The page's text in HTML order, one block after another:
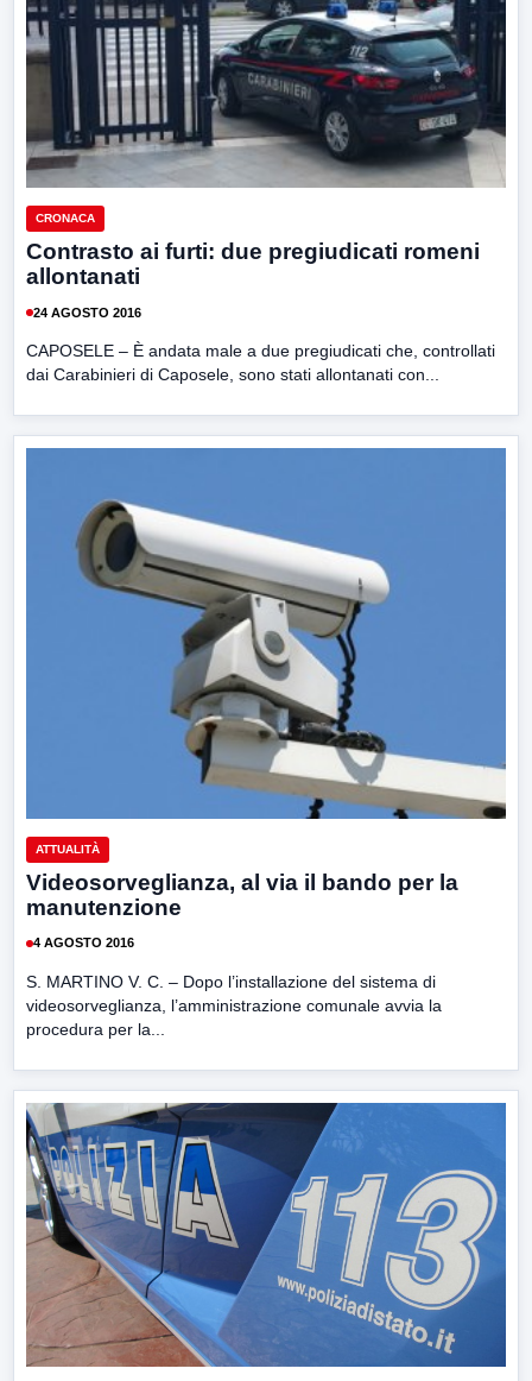
CRONACA
Contrasto ai furti: due pregiudicati romeni
allontanati
24 AGOSTO 2016
CAPOSELE – È andata male a due pregiudicati che, controllati
dai Carabinieri di Caposele, sono stati allontanati con...
ATTUALITÀ
Videosorveglianza, al via il bando per la
manutenzione
4 AGOSTO 2016
S. MARTINO V. C. – Dopo l’installazione del sistema di
videosorveglianza, l’amministrazione comunale avvia la
procedura per la...